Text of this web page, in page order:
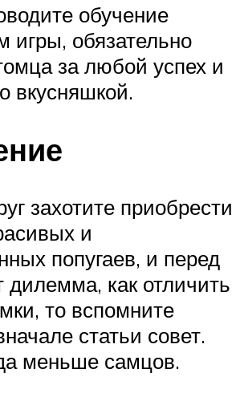
обучение
игры, обязательно
за любой успех и
вкусняшкой.
захотите приобрести
и
попугаев, и перед
дилемма, как отличить
то вспомните
статьи совет.
меньше самцов.